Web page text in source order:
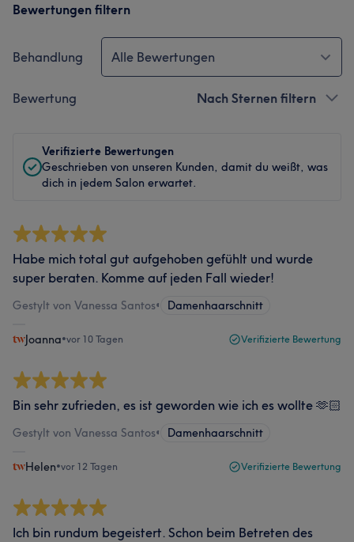
Bewertungen filtern
Behandlung Alle Bewertungen
Bewertung Nach Sternen filtern
Verifizierte Bewertungen
Geschrieben von unseren Kunden, damit du weißt, was
dich in jedem Salon erwartet.
Habe mich total gut aufgehoben gefühlt und wurde
super beraten. Komme auf jeden Fall wieder!
Gestylt von Vanessa Santos• Damenhaarschnitt
Joanna•vor 10 Tagen Verifizierte Bewertung
Bin sehr zufrieden, es ist geworden wie ich es wollte 🫶🏻
Gestylt von Vanessa Santos• Damenhaarschnitt
Helen•vor 12 Tagen Verifizierte Bewertung
Ich bin rundum begeistert. Schon beim Betreten des